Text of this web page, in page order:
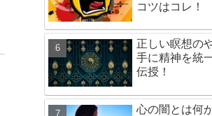
コツはコレ！
正しい瞑想の
手に精神を統
伝授！
心の闇とは何